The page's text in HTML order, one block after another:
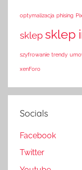
optymalizacja phising
sklep sklep
szyfrowanie trendy
xenForo
Socials
Facebook
Twitter